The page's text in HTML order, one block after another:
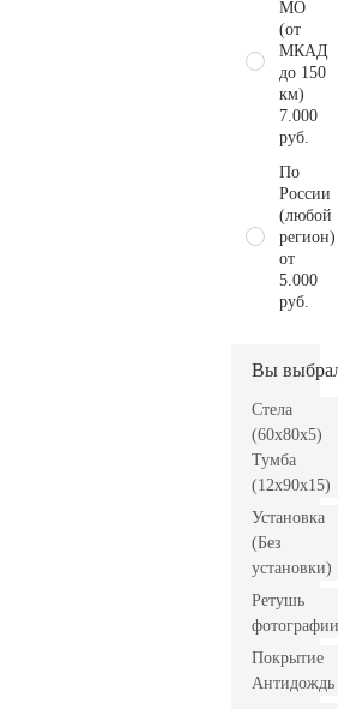
МО
(от
МКАД
до 150
км)
7.000
руб.
По
России
(любой
регион)
от
5.000
руб.
Вы
Стела
(60x80x5)
Тумба
(12x90x15)
Установка
(Без
установки)
Ретушь
фотографии
Покрытие
Антидождь